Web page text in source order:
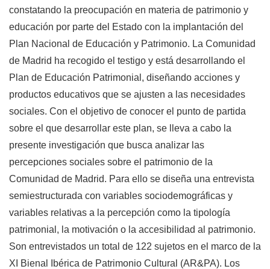
constatando la preocupación en materia de patrimonio y
educación por parte del Estado con la implantación del
Plan Nacional de Educación y Patrimonio. La Comunidad
de Madrid ha recogido el testigo y está desarrollando el
Plan de Educación Patrimonial, diseñando acciones y
productos educativos que se ajusten a las necesidades
sociales. Con el objetivo de conocer el punto de partida
sobre el que desarrollar este plan, se lleva a cabo la
presente investigación que busca analizar las
percepciones sociales sobre el patrimonio de la
Comunidad de Madrid. Para ello se diseña una entrevista
semiestructurada con variables sociodemográficas y
variables relativas a la percepción como la tipología
patrimonial, la motivación o la accesibilidad al patrimonio.
Son entrevistados un total de 122 sujetos en el marco de la
XI Bienal Ibérica de Patrimonio Cultural (AR&PA). Los